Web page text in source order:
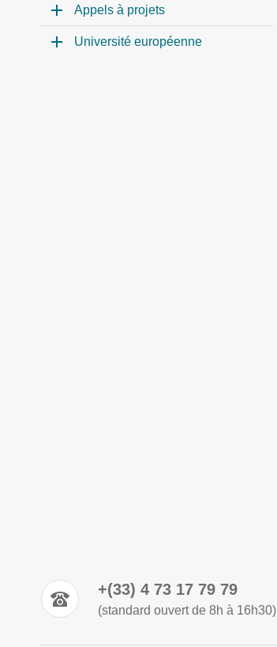
Appels à projets
Université européenne
+(33) 4 73 17 79 79
(standard ouvert de 8h à 16h30)